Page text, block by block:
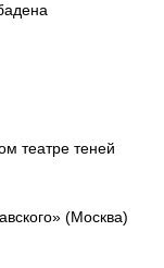
театре теней
(Москва)